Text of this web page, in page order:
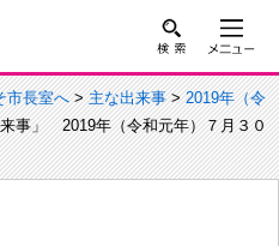
市長室へ>主な出来事>2019年（令
事」 2019年（令和元年）７月３０